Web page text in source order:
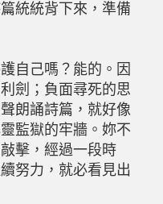
統統背下來，準備
己嗎？能的。因
劍；負面尋死的思
朗誦詩篇，就好像
監獄的牢牆。妳不
擊，經過一段時
努力，就必看見出